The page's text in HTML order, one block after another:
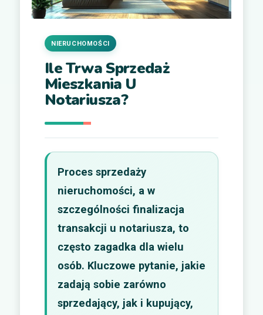
Ile Trwa Sprzedaż
Mieszkania U
Notariusza?
NIERUCHOMOŚCI
Proces sprzedaży
nieruchomości, a w
szczególności finalizacja
transakcji u notariusza, to
często zagadka dla wielu
osób. Kluczowe pytanie, jakie
zadają sobie zarówno
sprzedający, jak i kupujący,